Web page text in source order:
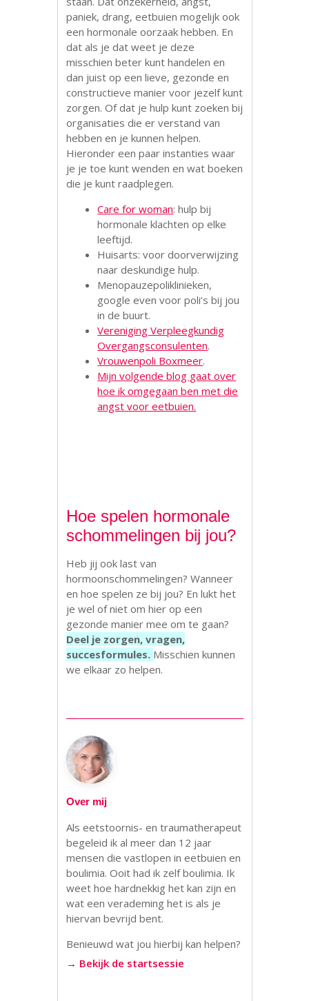
paniek, drang, eetbuien mogelijk ook
een hormonale oorzaak hebben. En
dat als je dat weet je deze
misschien beter kunt handelen en
dan juist op een lieve, gezonde en
constructieve manier voor jezelf kunt
zorgen. Of dat je hulp kunt zoeken bij
organisaties die er verstand van
hebben en je kunnen helpen.
Hieronder een paar instanties waar
je je toe kunt wenden en wat boeken
die je kunt raadplegen.
Care for woman: hulp bij
hormonale klachten op elke
leeftijd.
Huisarts: voor doorverwijzing
naar deskundige hulp.
Menopauzepoliklinieken,
google even voor poli’s bij jou
in de buurt.
Vereniging Verpleegkundig
Overgangsconsulenten.
Vrouwenpoli Boxmeer.
Mijn volgende blog gaat over
hoe ik omgegaan ben met die
angst voor eetbuien.
Hoe spelen hormonale
schommelingen bij jou?
Heb jij ook last van
hormoonschommelingen? Wanneer
en hoe spelen ze bij jou? En lukt het
je wel of niet om hier op een
gezonde manier mee om te gaan?
Deel je zorgen, vragen,
succesformules. Misschien kunnen
we elkaar zo helpen.
Over mij
Als eetstoornis- en traumatherapeut
begeleid ik al meer dan 12 jaar
mensen die vastlopen in eetbuien en
boulimia. Ooit had ik zelf boulimia. Ik
weet hoe hardnekkig het kan zijn en
wat een verademing het is als je
hiervan bevrijd bent.
Benieuwd wat jou hierbij kan helpen?
→ Bekijk de startsessie